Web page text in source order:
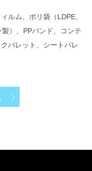
ルム、ポリ袋（LDPE、
）、PPバンド、コンテ
パレット、シートパレ